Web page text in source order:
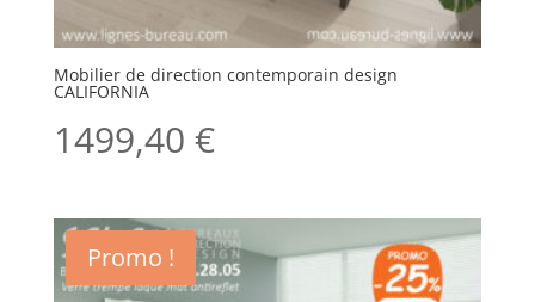
Mobilier de direction contemporain design
CALIFORNIA
1499,40 €
Promo !